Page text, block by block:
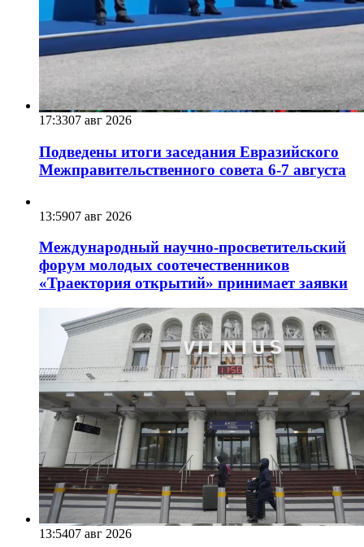
17:3307 авг 2026
Подведены итоги заседания Евразийского
Межправительственного совета 6-7 августа
13:5907 авг 2026
Международный научно-просветительский
форум молодых соотечественников
«Траектория открытий» принимает заявки
13:5407 авг 2026